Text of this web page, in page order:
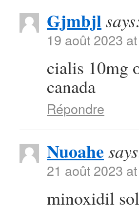
Gjmbjl
19 août 2023
cialis 10mg
canada
Répondre
Nuoahe
21 août 2023
minoxidil